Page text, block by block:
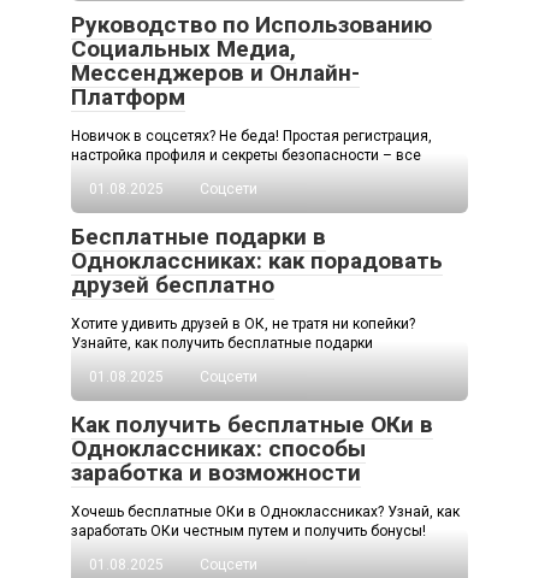
Руководство по Использованию
Социальных Медиа,
Мессенджеров и Онлайн-
Платформ
Новичок в соцсетях? Не беда! Простая регистрация,
настройка профиля и секреты безопасности – все
01.08.2025
Соцсети
Бесплатные подарки в
Одноклассниках: как порадовать
друзей бесплатно
Хотите удивить друзей в ОК, не тратя ни копейки?
Узнайте, как получить бесплатные подарки
01.08.2025
Соцсети
Как получить бесплатные ОКи в
Одноклассниках: способы
заработка и возможности
Хочешь бесплатные ОКи в Одноклассниках? Узнай, как
заработать ОКи честным путем и получить бонусы!
01.08.2025
Соцсети